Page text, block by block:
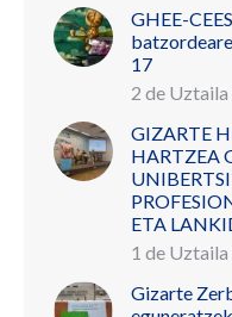
GHEE-
17
2 de
GIZARTE
HARTZEA
ETA
1 de
Gizarte